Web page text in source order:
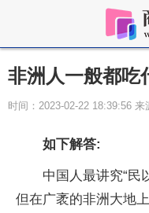
非洲人一般都吃
时间：2023-02-22 18:39:56 来
如下解答:
中国人最讲究“民
但在广袤的非洲大地